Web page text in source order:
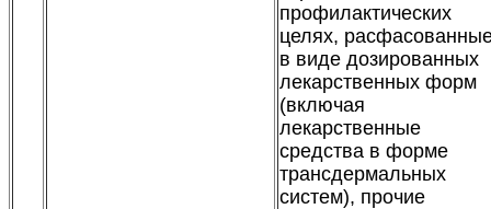
профилактических
целях,
в виде дозированных
лекарственных форм
(включая
лекарственные
средства в форме
трансдермальных
систем), прочие